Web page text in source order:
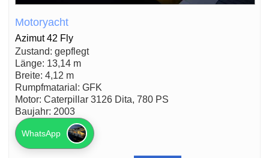
Motoryacht
Azimut 42 Fly
Zustand: gepflegt
Länge: 13,14 m
Breite: 4,12 m
Rumpfmatarial: GFK
Motor: Caterpillar 3126 Dita, 780 PS
Baujahr: 2003
WhatsApp